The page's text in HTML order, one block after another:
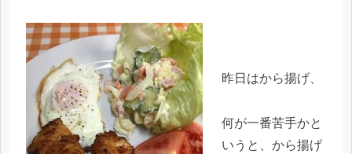
昨日はから揚げ、
何が一番苦手かと
いうと、から揚げ